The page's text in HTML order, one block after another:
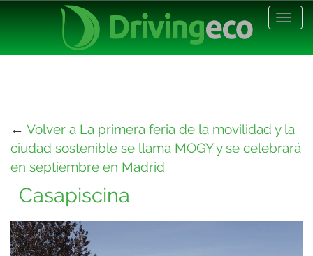
← Volver a La primera feria de la movilidad y la
ciudad sostenible se llama MOGY y se celebrará
en septiembre en Madrid
Casapiscina